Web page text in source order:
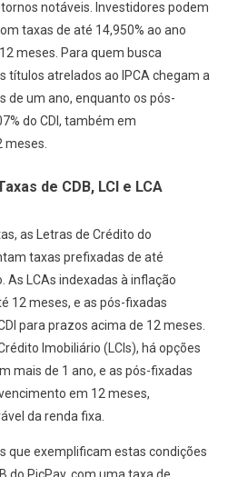
notáveis. Investidores podem
taxas de até 14,950% ao ano
meses. Para quem busca
títulos atrelados ao IPCA chegam a
de um ano, enquanto os pós-
do CDI, também em
de CDB, LCI e LCA
as Letras de Crédito do
taxas prefixadas de até
As LCAs indexadas à inflação
12 meses, e as pós-fixadas
para prazos acima de 12 meses.
Imobiliário (LCIs), há opções
mais de 1 ano, e as pós-fixadas
em 12 meses,
da renda fixa.
que exemplificam estas condições